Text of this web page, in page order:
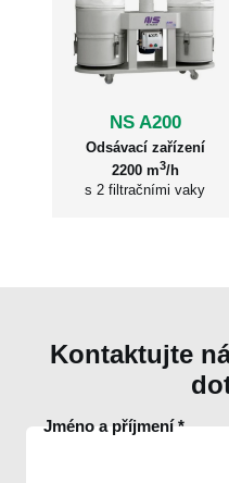
příkon motoru
celkový příkon
celkové rozměry
hmotnost
NS A200
Odsávací zařízení
2200 m3/h
s 2 filtračními vaky
Kontaktujte
Jméno a příjmení